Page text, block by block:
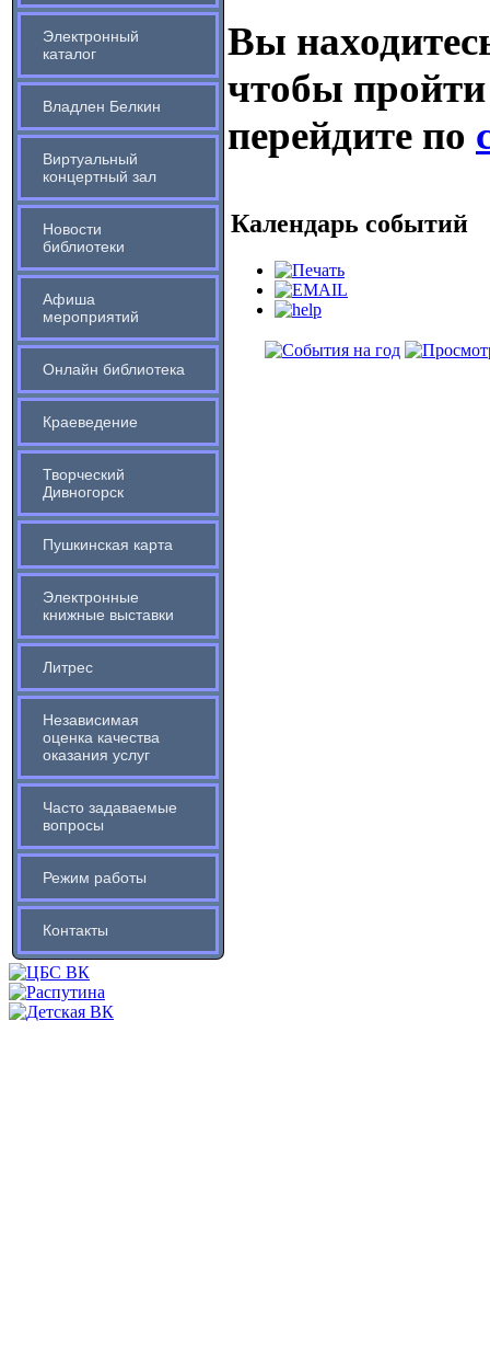
Электронный
каталог
Владлен Белкин
Виртуальный
концертный зал
Новости
библиотеки
Афиша
мероприятий
Онлайн библиотека
Краеведение
Творческий
Дивногорск
Пушкинская карта
Электронные
книжные выставки
Литрес
Независимая
оценка качества
оказания услуг
Часто задаваемые
вопросы
Режим работы
Контакты
Вы
чтобы
перейдите по
Календарь событий